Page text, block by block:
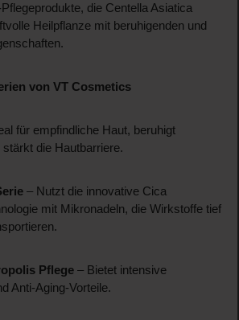
die Centella Asiatica
Heilpflanze mit beruhigenden und
von VT Cosmetics
für empfindliche Haut, beruhigt
stärkt die Hautbarriere.
– Nutzt die innovative Cica
mit Mikronadeln, die Wirkstoffe tief
Pflege– Bietet intensive
Anti-Aging-Vorteile.